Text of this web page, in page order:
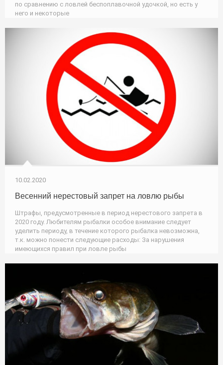
по сравнению с ловлей беспоплавочной удочкой, но есть у
него и некоторые
10.02.2020
Весенний нерестовый запрет на ловлю рыбы
Штрафы, предусмотренные в период нерестового запрета в
2020 году. Любителям рыбалки особое внимание следует
уделить периоду, в течение которого рыбалка невозможна,
т.к. можно понести следующие расходы: За нарушения
имеющихся правил при ловле рыбы